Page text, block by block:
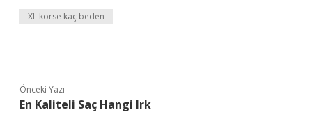
XL korse kaç beden
Önceki Yazı
En Kaliteli Saç Hangi Irk